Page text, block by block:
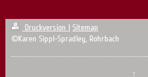
Druckversion | Sitemap
©Karen Sippl-Spradley, Rohrbach
↑